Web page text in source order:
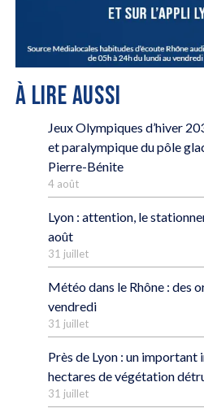
À LIRE AUSSI
Jeux Olympiques d’hiver
et paralympique du pôle
Pierre-Bénite
4 août
Lyon : attention, le
août
31 juillet
Météo dans le Rhône : des
vendredi
31 juillet
Près de Lyon : un important
hectares de végétation
31 juillet